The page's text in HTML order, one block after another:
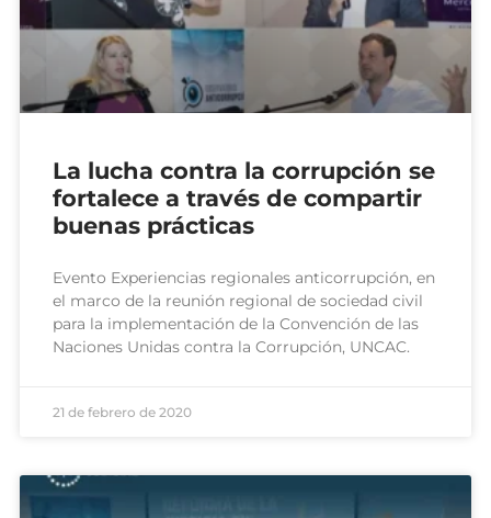
La lucha contra la corrupción se
fortalece a través de compartir
buenas prácticas
Evento Experiencias regionales anticorrupción, en
el marco de la reunión regional de sociedad civil
para la implementación de la Convención de las
Naciones Unidas contra la Corrupción, UNCAC.
21 de febrero de 2020